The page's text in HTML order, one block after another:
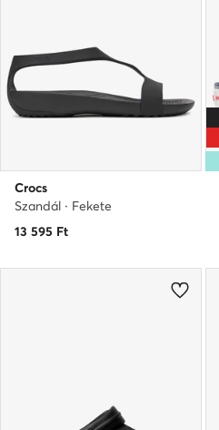
Crocs
Szandál · Fekete
13 595 Ft